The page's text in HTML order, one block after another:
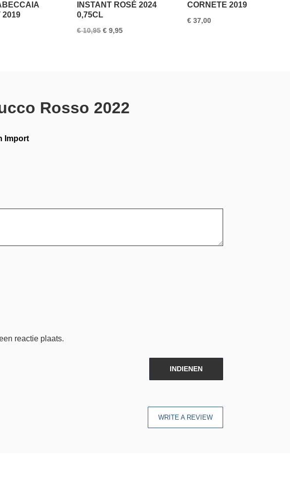
2019
INSTANT ROSÉ 2024
0,75CL
€10,95 Oorspronkelijke
€ 9,95Huidige
CORNETE 2019
€37,00
Rosso 2022
Import
reactie plaats.
INDIENEN
WRITE A REVIEW